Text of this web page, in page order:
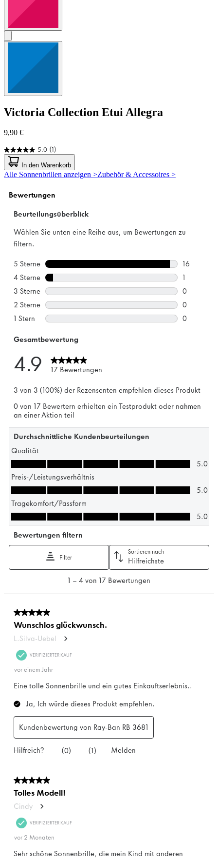
Victoria Collection Etui Allegra
9,90 €
5.0 (1)
5.0
von
5
Sternen.
Bewertung
In den Warenkorb
Alle Sonnenbrillen anzeigen >Zubehör & Accessoires >